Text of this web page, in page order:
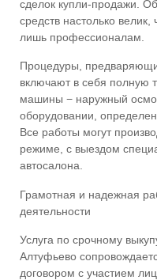
сделок купли-продажи.
средств настолько
лишь профессионалам.
Процедуры,
включают в себя полную
машины − наружный
оборудовании,
Все работы могут
режиме, с выездом
автосалона.
Грамотная и надежная
деятельности
Услуга по срочному
Алтуфьево
договором с участием